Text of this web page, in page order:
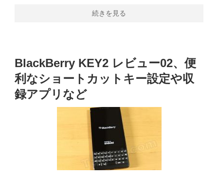
続きを見る
BlackBerry KEY2 レビュー02、便
利なショートカットキー設定や収
録アプリなど